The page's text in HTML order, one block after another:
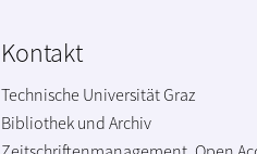
Kontakt
Technische Universität Graz
Bibliothek und Archiv